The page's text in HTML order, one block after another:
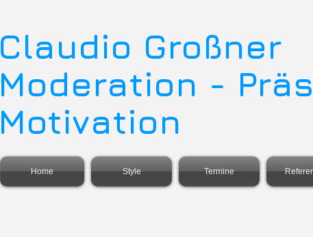
Claudio Großner
Moderation -
Motivation
Home Style Termine